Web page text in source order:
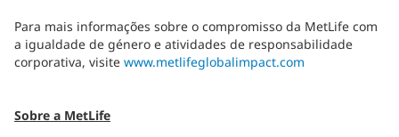
Para mais informações sobre o compromisso da MetLife com
a igualdade de género e atividades de responsabilidade
corporativa, visite www.metlifeglobalimpact.com
Sobre a MetLife